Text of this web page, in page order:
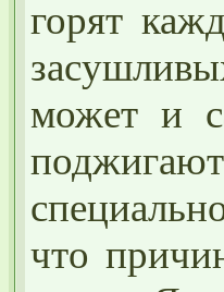
горят
может и
что